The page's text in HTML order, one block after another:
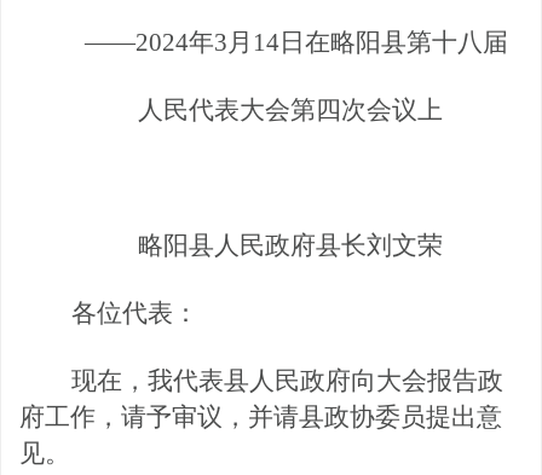
——2024年3月14日在略阳县第十八届
人民代表大会第四次会议上
略阳县人民政府县长刘文荣
各位代表：
现在，我代表县人民政府向大会报告政
府工作，请予审议， 并请县政协委员提出意
见。